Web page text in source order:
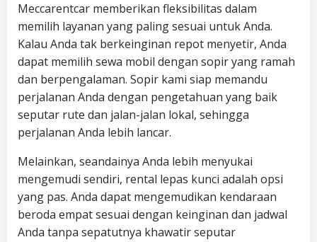
Meccarentcar memberikan fleksibilitas dalam
memilih layanan yang paling sesuai untuk Anda.
Kalau Anda tak berkeinginan repot menyetir, Anda
dapat memilih sewa mobil dengan sopir yang ramah
dan berpengalaman. Sopir kami siap memandu
perjalanan Anda dengan pengetahuan yang baik
seputar rute dan jalan-jalan lokal, sehingga
perjalanan Anda lebih lancar.
Melainkan, seandainya Anda lebih menyukai
mengemudi sendiri, rental lepas kunci adalah opsi
yang pas. Anda dapat mengemudikan kendaraan
beroda empat sesuai dengan keinginan dan jadwal
Anda tanpa sepatutnya khawatir seputar